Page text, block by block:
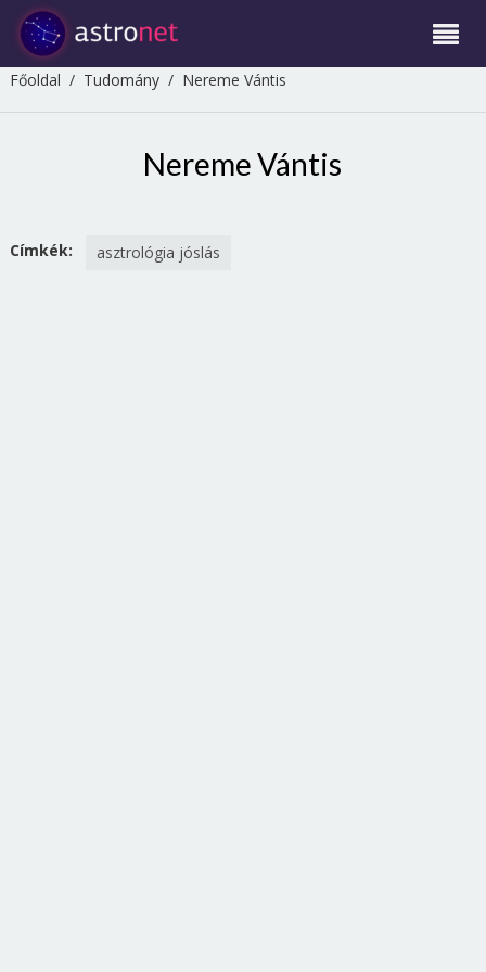
Főoldal / Tudomány/ Nereme Vántis
Nereme Vántis
Címkék: asztrológia jóslás